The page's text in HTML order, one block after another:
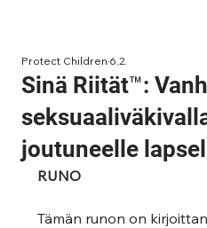
Sinä Riität™:
joutuneelle
Protect Children6.2.
RUNO
Tämän runon on